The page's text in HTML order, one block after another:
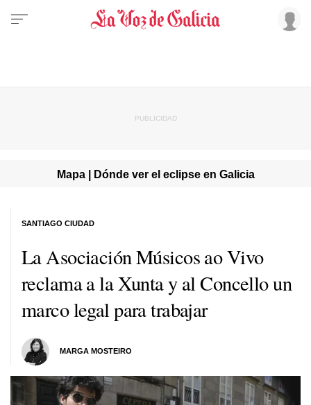
Mapa | Dónde ver el eclipse en Galicia
La Asociación Músicos ao Vivo
reclama a la Xunta y al Concello un
marco legal para trabajar
MARGA MOSTEIRO
SANTIAGO CIUDAD